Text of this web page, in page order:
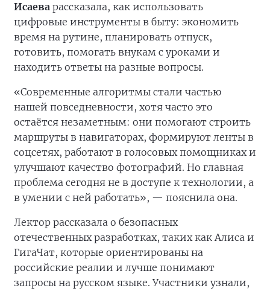
Исаева рассказала, как использовать
цифровые инструменты в быту: экономить
время на рутине, планировать отпуск,
готовить, помогать внукам с уроками и
находить ответы на разные вопросы.
«Современные алгоритмы стали частью
нашей повседневности, хотя часто это
остаётся незаметным: они помогают строить
маршруты в навигаторах, формируют ленты в
соцсетях, работают в голосовых помощниках и
улучшают качество фотографий. Но главная
проблема сегодня не в доступе к технологии, а
в умении с ней работать», — пояснила она.
Лектор рассказала о безопасных
отечественных разработках, таких как Алиса и
ГигаЧат, которые ориентированы на
российские реалии и лучше понимают
запросы на русском языке. Участники узнали,